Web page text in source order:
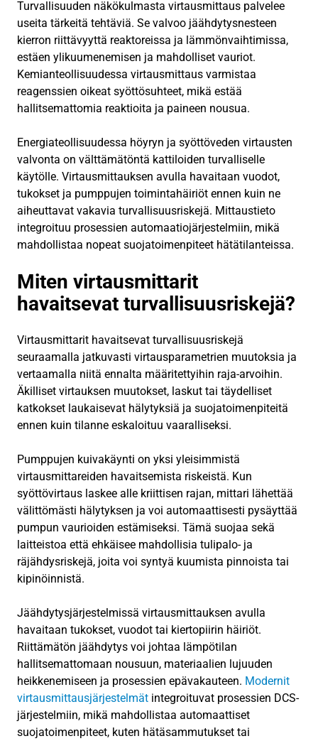
Turvallisuuden näkökulmasta virtausmittaus palvelee
useita tärkeitä tehtäviä. Se valvoo jäähdytysnesteen
kierron riittävyyttä reaktoreissa ja lämmönvaihtimissa,
estäen ylikuumenemisen ja mahdolliset vauriot.
Kemianteollisuudessa virtausmittaus varmistaa
reagenssien oikeat syöttösuhteet, mikä estää
hallitsemattomia reaktioita ja paineen nousua.
Energiateollisuudessa höyryn ja syöttöveden virtausten
valvonta on välttämätöntä kattiloiden turvalliselle
käytölle. Virtausmittauksen avulla havaitaan vuodot,
tukokset ja pumppujen toimintahäiriöt ennen kuin ne
aiheuttavat vakavia turvallisuusriskejä. Mittaustieto
integroituu prosessien automaatiojärjestelmiin, mikä
mahdollistaa nopeat suojatoimenpiteet hätätilanteissa.
Miten virtausmittarit
havaitsevat turvallisuusriskejä?
Virtausmittarit havaitsevat turvallisuusriskejä
seuraamalla jatkuvasti virtausparametrien muutoksia ja
vertaamalla niitä ennalta määritettyihin raja-arvoihin.
Äkilliset virtauksen muutokset, laskut tai täydelliset
katkokset laukaisevat hälytyksiä ja suojatoimenpiteitä
ennen kuin tilanne eskaloituu vaaralliseksi.
Pumppujen kuivakäynti on yksi yleisimmistä
virtausmittareiden havaitsemista riskeistä. Kun
syöttövirtaus laskee alle kriittisen rajan, mittari lähettää
välittömästi hälytyksen ja voi automaattisesti pysäyttää
pumpun vaurioiden estämiseksi. Tämä suojaa sekä
laitteistoa että ehkäisee mahdollisia tulipalo- ja
räjähdysriskejä, joita voi syntyä kuumista pinnoista tai
kipinöinnistä.
Jäähdytysjärjestelmissä virtausmittauksen avulla
havaitaan tukokset, vuodot tai kiertopiirin häiriöt.
Riittämätön jäähdytys voi johtaa lämpötilan
hallitsemattomaan nousuun, materiaalien lujuuden
heikkenemiseen ja prosessien epävakauteen. Modernit
virtausmittausjärjestelmät integroituvat prosessien DCS-
järjestelmiin, mikä mahdollistaa automaattiset
suojatoimenpiteet, kuten hätäsammutukset tai